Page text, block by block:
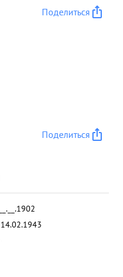
Поделиться
Поделиться
__.__.1902
14.02.1943